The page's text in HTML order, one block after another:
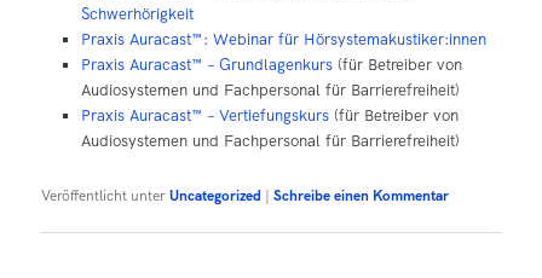
Schwerhörigkeit
Praxis Auracast™: Webinar für Hörsystemakustiker:innen
Praxis Auracast™ – Grundlagenkurs(für Betreiber von
Audiosystemen und Fachpersonal für Barrierefreiheit)
Praxis Auracast™ – Vertiefungskurs (für Betreiber von
Audiosystemen und Fachpersonal für Barrierefreiheit)
Veröffentlicht unterUncategorized |Schreibe einen Kommentar